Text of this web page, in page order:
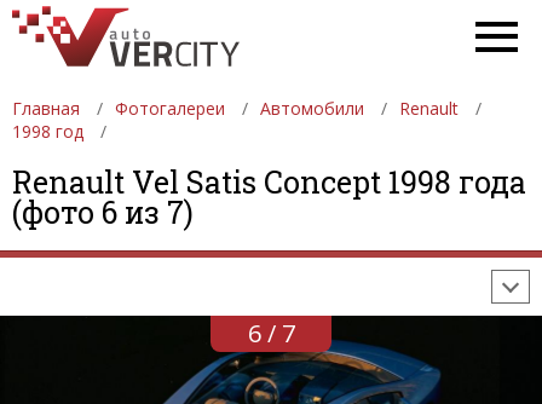
Главная Фотогалереи Автомобили
Renault
1998 год
Renault Vel Satis Concept 1998 года
(фото 6 из 7)
ФОТОГАЛЕРЕИ АВТОМОБИЛИ
ДЕВУШКИ
АВТОСАЛОНЫ
ФОРМУЛА-1
6 / 7